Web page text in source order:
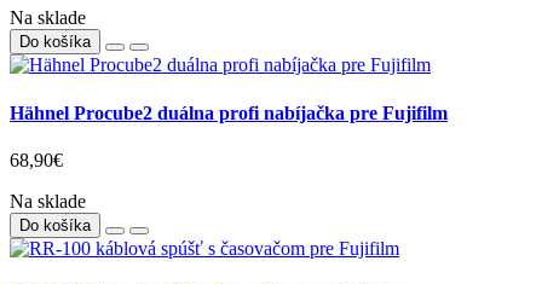
Na sklade
Do košíka
Hähnel Procube2 duálna profi nabíjačka pre Fujifilm
68,90€
Na sklade
Do košíka